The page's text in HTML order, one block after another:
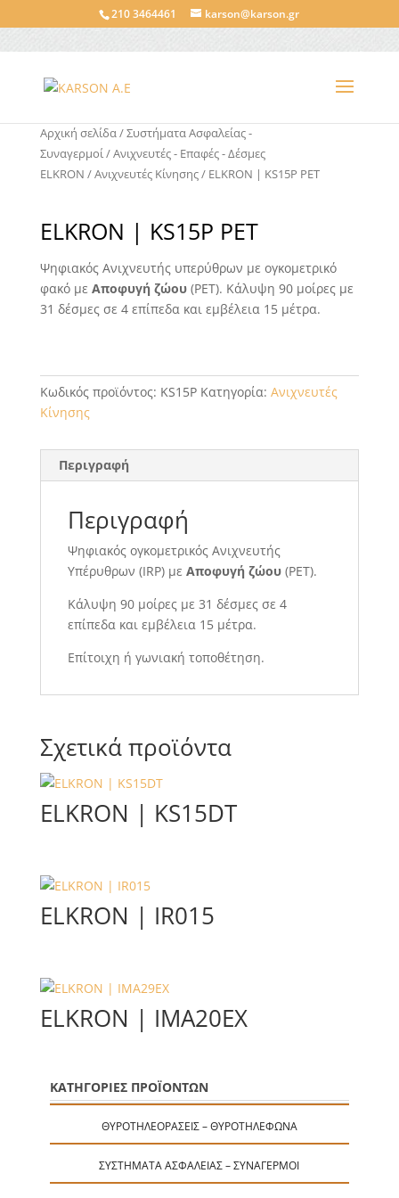
210 3464461 karson@karson.gr
Αρχική σελίδα/Συστήματα Ασφαλείας -
Συναγερμοί/Ανιχνευτές - Επαφές - Δέσμες
ELKRON /Ανιχνευτές Κίνησης/ ELKRON | KS15P PET
ELKRON | KS15P PET
Ψηφιακός Ανιχνευτής υπερύθρων με ογκομετρικό
φακό με Αποφυγή ζώου(PET). Κάλυψη 90 μοίρες με
31 δέσμες σε 4 επίπεδα και εμβέλεια 15 μέτρα.
Κωδικός προϊόντος: KS15P Κατηγορία: Ανιχνευτές
Κίνησης
Περιγραφή
Περιγραφή
Ψηφιακός ογκομετρικός Ανιχνευτής
Υπέρυθρων (IRP) με Αποφυγή ζώου(PET).
Κάλυψη 90 μοίρες με 31 δέσμες σε 4
επίπεδα και εμβέλεια 15 μέτρα.
Επίτοιχη ή γωνιακή τοποθέτηση.
Σχετικά προϊόντα
ELKRON | KS15DT
ELKRON | IR015
ELKRON | IMA20EX
ΚΑΤΗΓΟΡΙΕΣ ΠΡΟΪΟΝΤΩΝ
ΘΥΡΟΤΗΛΕΟΡΆΣΕΙΣ – ΘΥΡΟΤΗΛΈΦΩΝΑ
ΣΥΣΤΉΜΑΤΑ ΑΣΦΑΛΕΊΑΣ – ΣΥΝΑΓΕΡΜΟΊ